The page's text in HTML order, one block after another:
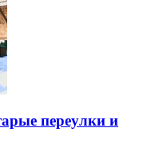
переулки и